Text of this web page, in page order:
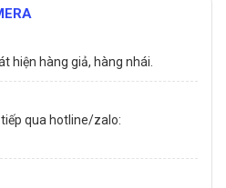
hiện hàng giả, hàng nhái.
qua hotline/zalo: